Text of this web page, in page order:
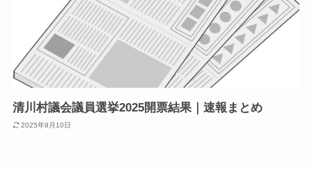
清川村議会議員選挙2025開票結果｜速報まとめ
2025年9月10日